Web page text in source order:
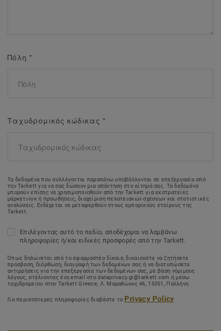
Πόλη *
Ταχυδρομικός κώδικας *
Τα δεδομένα που συλλέγονται παραπάνω υποβάλλονται σε επεξεργασία από
την Tarkett για να σας δώσουν μια απάντηση στο αίτημά σας. Τα δεδομένα
μπορούν επίσης να χρησιμοποιηθούν από την Tarkett για εκστρατείες
μάρκετινγκ ή προωθήσεις, διαχείριση πελατειακών σχέσεων και στατιστικές
αναλύσεις. Ενδέχεται να μεταφερθούν στους εμπορικούς εταίρους της
Tarkett.
Επιλέγοντας αυτό το πεδίο, αποδέχομαι να λαμβάνω
πληροφορίες ή/και ειδικές προσφορές από την Tarkett.
Όπως δηλώνεται από το εφαρμοστέο δίκαιο, δικαιούστε να ζητήσετε
πρόσβαση, διόρθωση, διαγραφή των δεδομένων σας ή να διατυπώσετε
αντιρρήσεις για την επεξεργασία των δεδομένων σας, με βάση νόμιμους
λόγους, στέλνοντας ένα email στο dataprivacy.gr@tarkett.com ή μέσω
ταχυδρομείου στην Tarkett Greece, Λ. Μαραθώνος 46, 15351, Παλλήνη
Για περισσότερες πληροφορίες διαβάστε το Privacy Policy